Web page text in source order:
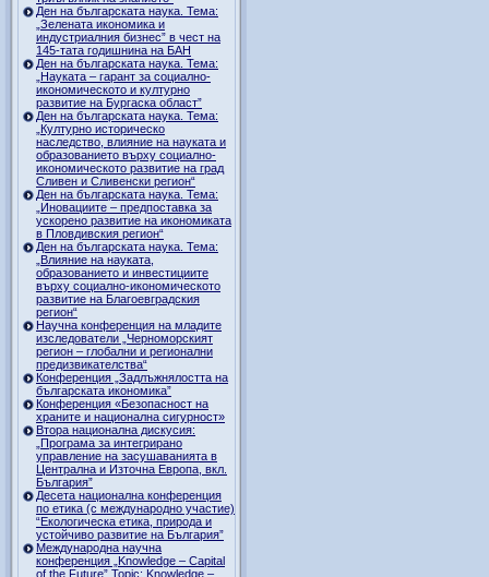
Ден на българската наука. Тема:
„Зелената икономика и
индустриалния бизнес” в чест на
145-тата годишнина на БАН
Ден на българската наука. Тема:
„Науката – гарант за социално-
икономическото и културно
развитие на Бургаска област”
Ден на българската наука. Тема:
„Културно историческо
наследство, влияние на науката и
образованието върху социално-
икономическото развитие на град
Сливен и Сливенски регион“
Ден на българската наука. Тема:
„Иновациите – предпоставка за
ускорено развитие на икономиката
в Пловдивския регион“
Ден на българската наука. Тема:
„Влияние на науката,
образованието и инвестициите
върху социално-икономическото
развитие на Благоевградския
регион“
Научна конференция на младите
изследователи „Черноморският
регион – глобални и регионални
предизвикателства“
Конференция „Задлъжнялостта на
българската икономика”
Конференция «Безопасност на
храните и национална сигурност»
Втора национална дискусия:
„Програма за интегрирано
управление на засушаванията в
Централна и Източна Европа, вкл.
България”
Десета национална конференция
по етика (с международно участие)
“Екологическа етика, природа и
устойчиво развитие на България”
Международна научна
конференция „Knowledge – Capital
of the Future” Topic: Knowledge –